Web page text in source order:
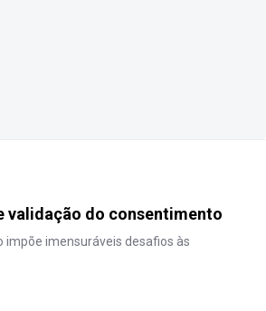
validação do consentimento
impõe imensuráveis desafios às